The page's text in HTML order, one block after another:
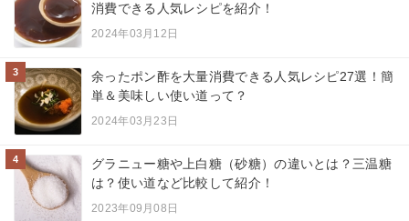
消費できる人気レシピを紹介！
2024年03月12日
3
余ったポン酢を大量消費できる人気レシピ27選！簡
単＆美味しい使い道って？
2024年03月23日
4
グラニュー糖や上白糖（砂糖）の違いとは？三温糖
は？使い道など比較して紹介！
2023年09月08日